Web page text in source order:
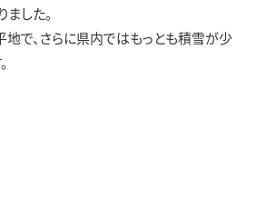
した。
で、さらに県内ではもっとも積雪が少